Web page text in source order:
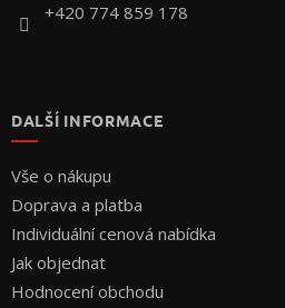
+420 774 859 178
DALŠÍ INFORMACE
Vše o nákupu
Doprava a platba
Individuální cenová nabídka
Jak objednat
Hodnocení obchodu